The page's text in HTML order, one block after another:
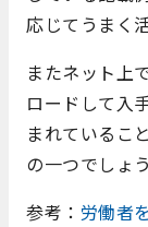
応じてうまく
またネット上
ロードして入
まれているこ
の一つでしょう
参考： 労働者